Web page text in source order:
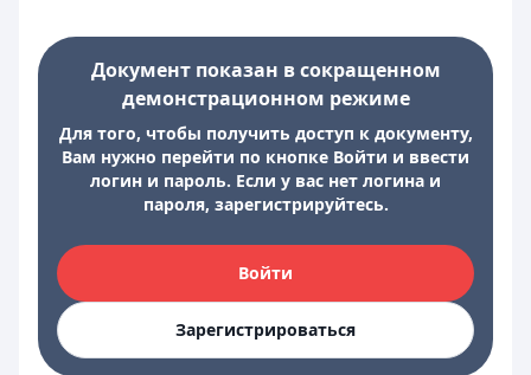
Документ показан в сокращенном
демонстрационном режиме
Для того, чтобы получить доступ к документу,
Вам нужно перейти по кнопке Войти и ввести
логин и пароль. Если у вас нет логина и
пароля, зарегистрируйтесь.
Войти
Зарегистрироваться